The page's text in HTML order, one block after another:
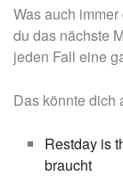
Was auch
du das nächste
jeden Fall eine
Das könnte dich
Restday is
braucht